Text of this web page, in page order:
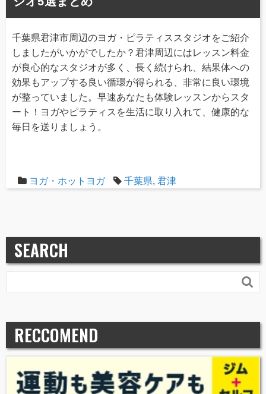
千葉県君津市周辺のヨガ・ピラティススタジオをご紹介
しましたがいかがでしたか？君津周辺にはレッスン料金
が良心的なスタジオが多く、長く続けられ、結果体への
効果もアップする良い循環が得られる、非常に良い環境
が整っていました。早速あなたも体験レッスンからスタ
ート！ヨガやピラティスを生活に取り入れて、健康的な
毎日を送りましょう。
ヨガ・ホットヨガ 千葉県, 君津
SEARCH

RECCOMEND